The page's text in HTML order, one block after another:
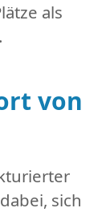
als
von
sich